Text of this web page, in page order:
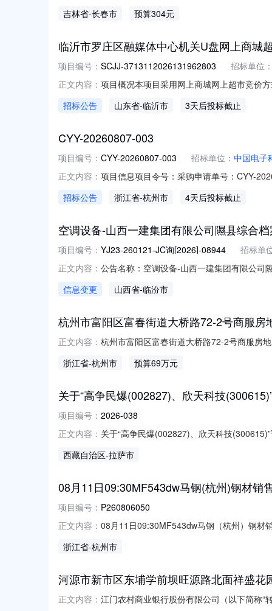
样，一经竞价，即视为默认认可标的物存在
吉林省-长春市 预算304元
临沂市罗庄区融媒体中心机关U盘网上商城
项目编号： SCJJ-3713112026131962803
招标单位
正文内容： 项目概况本项目采用网上商城网上超市竞价
盘）金士顿/Kingston32GU盘存储容量
招标公告 山东省-临沂市 3天后投标截止
CYY-20260807-003
项目编号： CYY-20260807-003 招标单位： 中国电子
正文内容： 项目信息项目令号：采购申请单号：CYY-
明细物料名称品牌规格型号配置描述申请
招标公告 浙江省-杭州市 4天后投标截止
空调设备-山西一建集团有限公司隰县综合
项目编号： YJ23-260121-JC询[2026]-08944
招标单
正文内容： 公告名称：空调设备-山西一建集团有限公司
【2026】-08944）一、内容我单位发布了
信息变更 山西省-临汾市
杭州市富阳区富春街道大桥路72-2号商服房
正文内容： 杭州市富阳区富春街道大桥路72-2号商服房
产：有查封、有抵押；土地：有查封，有抵
浙江省-杭州市 预算69万元
关于“高争民爆(002827)、欣天科技
项目编号： 2026-038
正文内容： 关于“高争民爆(002827)、欣天科技
离值累计达到100.38%2026-07-27至2026-
西藏自治区-拉萨市
08月11日09:30MF543dw马钢(杭州)钢材销
项目编号： P260806050
正文内容： 08月11日09:30MF543dw马钢（杭州）钢材
金：￥228.00元交易保证金：￥228.00元
浙江省-杭州市
河源市新市区东埔学前坝旺源路北面祥盛花
正文内容： 江门农村商业银行股份有限公司（以下简称